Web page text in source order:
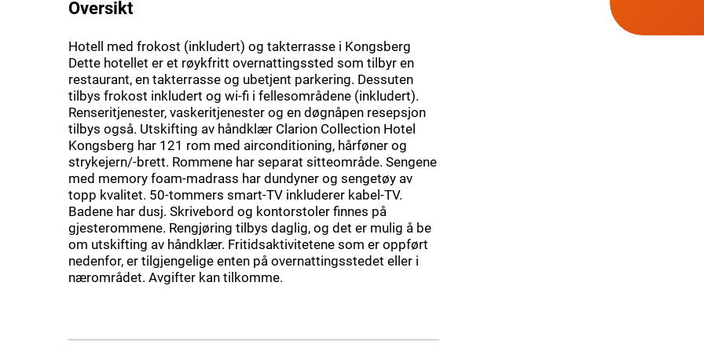
Oversikt
Hotell med frokost (inkludert) og takterrasse i Kongsberg
Dette hotellet er et røykfritt overnattingssted som tilbyr en
restaurant, en takterrasse og ubetjent parkering. Dessuten
tilbys frokost inkludert og wi-fi i fellesområdene (inkludert).
Renseritjenester, vaskeritjenester og en døgnåpen resepsjon
tilbys også. Utskifting av håndklær Clarion Collection Hotel
Kongsberg har 121 rom med airconditioning, hårføner og
strykejern/-brett. Rommene har separat sitteområde. Sengene
med memory foam-madrass har dundyner og sengetøy av
topp kvalitet. 50-tommers smart-TV inkluderer kabel-TV.
Badene har dusj. Skrivebord og kontorstoler finnes på
gjesterommene. Rengjøring tilbys daglig, og det er mulig å be
om utskifting av håndklær. Fritidsaktivitetene som er oppført
nedenfor, er tilgjengelige enten på overnattingsstedet eller i
nærområdet. Avgifter kan tilkomme.